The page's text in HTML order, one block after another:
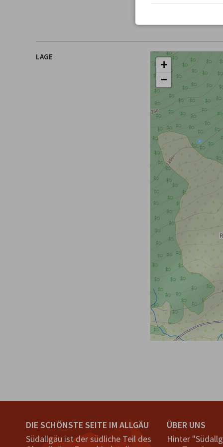
Tel.+49 8322 4417
LAGE
+
−
DIE SCHÖNSTE SEITE IM ALLGÄU
Südallgäu ist der südliche Teil des
ÜBER UNS
Hinter